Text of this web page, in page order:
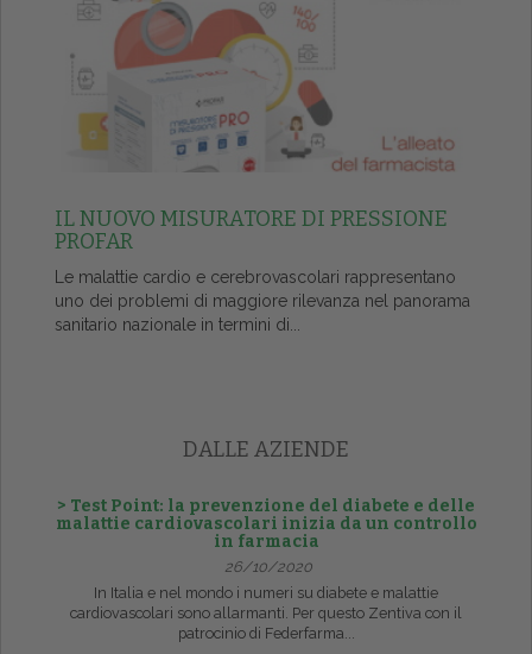
IL NUOVO MISURATORE DI PRESSIONE
PROFAR
Le malattie cardio e cerebrovascolari rappresentano
uno dei problemi di maggiore rilevanza nel panorama
sanitario nazionale in termini di...
DALLE AZIENDE
> Test Point: la prevenzione del diabete e delle
malattie cardiovascolari inizia da un controllo
in farmacia
26/10/2020
In Italia e nel mondo i numeri su diabete e malattie
cardiovascolari sono allarmanti. Per questo Zentiva con il
patrocinio di Federfarma...